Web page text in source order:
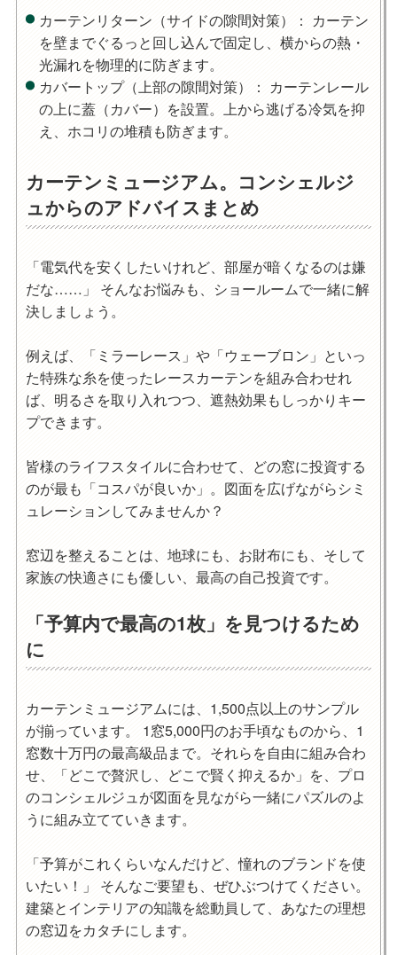
カーテンリターン（サイドの隙間対策）
： カーテン
を壁までぐるっと回し込んで固定し、横からの熱・
光漏れを物理的に防ぎます。
カバートップ（上部の隙間対策）
： カーテンレール
の上に蓋（カバー）を設置。上から逃げる冷気を抑
え、ホコリの堆積も防ぎます。
カーテンミュージアム。コンシェルジ
ュからのアドバイスまとめ
「電気代を安くしたいけれど、部屋が暗くなるのは嫌
だな……」 そんなお悩みも、ショールームで一緒に解
決しましょう。
例えば、「ミラーレース」 や 「ウェーブロン」といっ
た特殊な糸を使ったレースカーテンを組み合わせれ
ば、明るさを取り入れつつ、遮熱効果もしっかりキー
プできます。
皆様のライフスタイルに合わせて、どの窓に投資する
のが最も「コスパが良いか」。図面を広げながらシミ
ュレーションしてみませんか？
窓辺を整えることは、地球にも、お財布にも、そして
家族の快適さにも優しい、最高の自己投資です。
「予算内で最高の1枚」を見つけるため
に
カーテンミュージアムには、1,500点以上のサンプル
が揃っています。 1窓5,000円のお手頃なものから、1
窓数十万円の最高級品まで。それらを自由に組み合わ
せ、「どこで贅沢し、どこで賢く抑えるか」を、プロ
のコンシェルジュが図面を見ながら一緒にパズルのよ
うに組み立てていきます。
「予算がこれくらいなんだけど、憧れのブランドを使
いたい！」 そんなご要望も、ぜひぶつけてください。
建築とインテリアの知識を総動員して、あなたの理想
の窓辺をカタチにします。